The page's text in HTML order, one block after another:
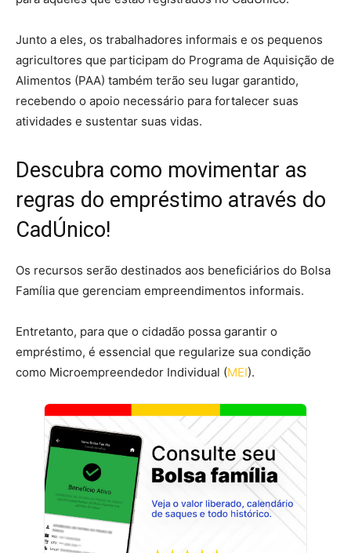
Junto a eles, os trabalhadores informais e os pequenos
agricultores que participam do Programa de Aquisição de
Alimentos (PAA) também terão seu lugar garantido,
recebendo o apoio necessário para fortalecer suas
atividades e sustentar suas vidas.
Descubra como movimentar as
regras do empréstimo através do
CadÚnico!
Os recursos serão destinados aos beneficiários do Bolsa
Família que gerenciam empreendimentos informais.
Entretanto, para que o cidadão possa garantir o
empréstimo, é essencial que regularize sua condição
como Microempreendedor Individual (MEI).